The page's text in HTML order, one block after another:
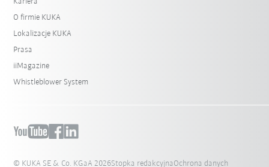
O firmie KUKA
Lokalizacje KUKA
Prasa
iiMagazine
Whistleblower System
© KUKA SE & Co. KGaA 2026Stopka redakcyjna Ochrona danych